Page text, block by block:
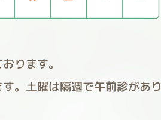
ります。
。土曜は隔週で午前診があり